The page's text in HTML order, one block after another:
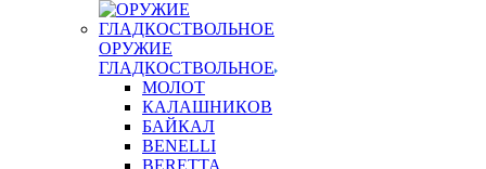
ОРУЖИЕ
ГЛАДКОСТВОЛЬНОЕ
МОЛОТ
КАЛАШНИКОВ
БАЙКАЛ
BENELLI
BERETTA